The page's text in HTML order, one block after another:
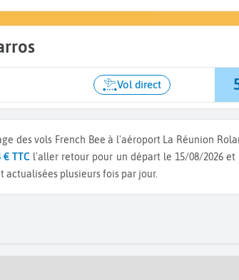
A...
Vol direct
des vols French Bee à l'aéroport La Réunion
€ TTC l'aller retour pour un départ le 15/08/2026 et
actualisées plusieurs fois par jour.